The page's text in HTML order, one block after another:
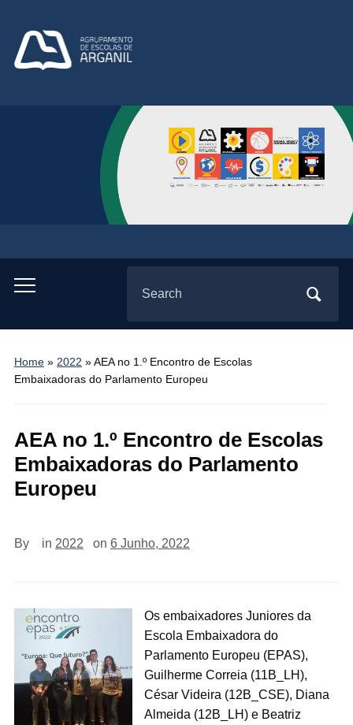
Toggle
menu
for:
Home» 2022 »AEA no 1.º Encontro de Escolas
Embaixadoras do Parlamento Europeu
AEA no 1.º Encontro de Escolas
Embaixadoras do Parlamento
Europeu
By in 2022 on 6 Junho, 2022
Os embaixadores Juniores da
Escola Embaixadora do
Parlamento Europeu (EPAS),
Guilherme Correia (11B_LH),
César Videira (12B_CSE), Diana
Almeida (12B_LH) e Beatriz